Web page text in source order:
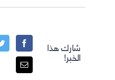
شارك هذا
الخبر!